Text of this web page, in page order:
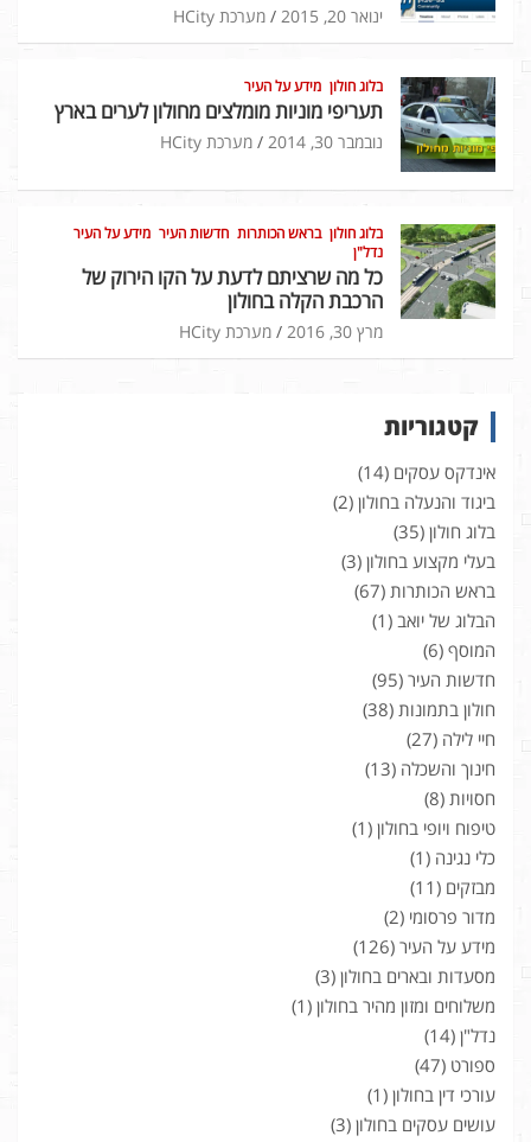
ינואר 20, 2015 מערכת HCity
בלוג חולון מידע על העיר
תעריפי מוניות מומלצים מחולון לערים בארץ
נובמבר 30, 2014 מערכת HCity
בלוג חולון בראש הכותרות חדשות העיר מידע על העיר
נדל"ן
כל מה שרציתם לדעת על הקו הירוק של
הרכבת הקלה בחולון
מרץ 30, 2016 מערכת HCity
קטגוריות
אינדקס עסקים (14)
ביגוד והנעלה בחולון (2)
בלוג חולון (35)
בעלי מקצוע בחולון (3)
בראש הכותרות (67)
הבלוג של יואב (1)
המוסף (6)
חדשות העיר (95)
חולון בתמונות (38)
חיי לילה (27)
חינוך והשכלה (13)
חסויות (8)
טיפוח ויופי בחולון (1)
כלי נגינה (1)
מבזקים (11)
מדור פרסומי (2)
מידע על העיר (126)
מסעדות ובארים בחולון (3)
משלוחים ומזון מהיר בחולון (1)
נדל"ן (14)
ספורט (47)
עורכי דין בחולון (1)
עושים עסקים בחולון (3)